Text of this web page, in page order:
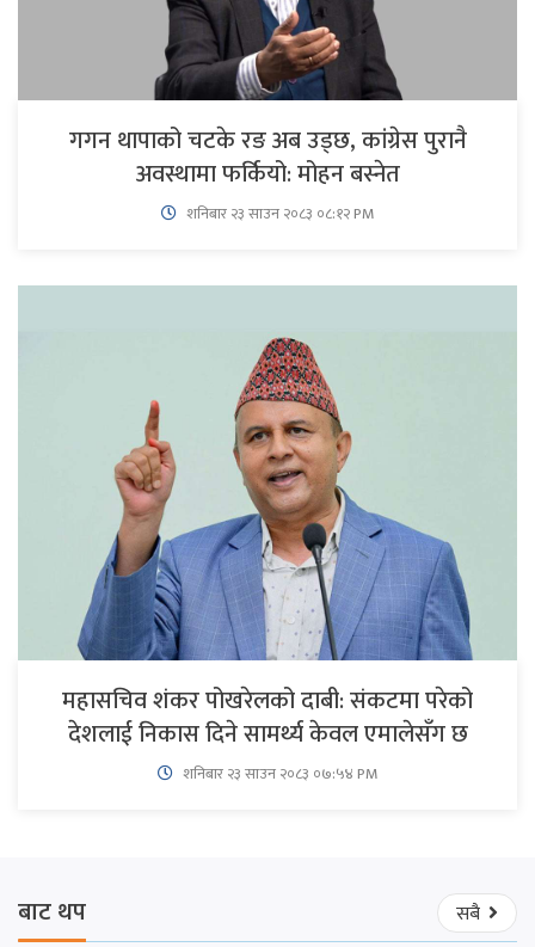
गगन थापाको चटके रङ अब उड्छ, कांग्रेस पुरानै
अवस्थामा फर्कियो: मोहन बस्नेत
शनिबार २३ साउन २०८३ ०८:१२ PM
महासचिव शंकर पोखरेलको दाबी: संकटमा परेको
देशलाई निकास दिने सामर्थ्य केवल एमालेसँग छ
शनिबार २३ साउन २०८३ ०७:५४ PM
बाट थप सबै